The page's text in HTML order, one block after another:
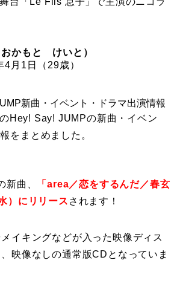
かもと けいと）
月1日（29歳）
新曲・イベント・ドラマ出演情報
Hey! Say! JUMPの新曲・イベン
をまとめました。
新曲、
「area／恋をするんだ／春玄
）にリリース されます！
イキングなどが入った映像ディス
映像なしの通常版CDとなっていま